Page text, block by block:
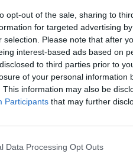
opt-out of the sale, sharing to
for targeted advertising
selection. Please note that after
interest-based ads based on
to third parties prior to
of your personal information
This information may also be
Participants that may further
Data Processing Opt Outs
του έργου της
μεταφορές και αφετέρου η
Ελλάδα με τα Βαλκάνια
της διαδικασίας.